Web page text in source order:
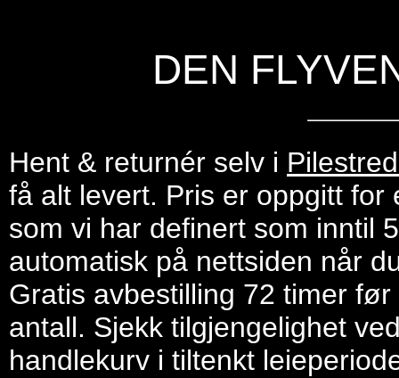
DEN
Hent & returnér selv i
få alt levert. Pris er oppgitt
som vi har definert som inntil
automatisk på nettsiden når
Gratis avbestilling 72 timer
antall. Sjekk tilgjengelighet
handlekurv i tiltenkt